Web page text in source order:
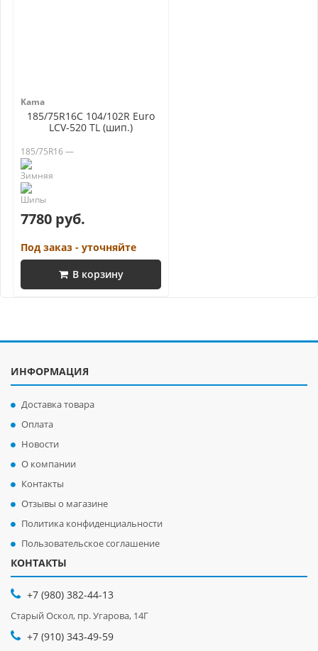
Kama
185/75R16C 104/102R Euro
LCV-520 TL (шип.)
185/75R16 —
7780 руб.
Под заказ - уточняйте
В корзину
ИНФОРМАЦИЯ
Доставка товара
Оплата
Новости
О компании
Контакты
Отзывы о магазине
Политика конфиденциальности
Пользовательское соглашение
КОНТАКТЫ
+7 (980) 382-44-13
Старый Оскол, пр. Угарова, 14Г
+7 (910) 343-49-59